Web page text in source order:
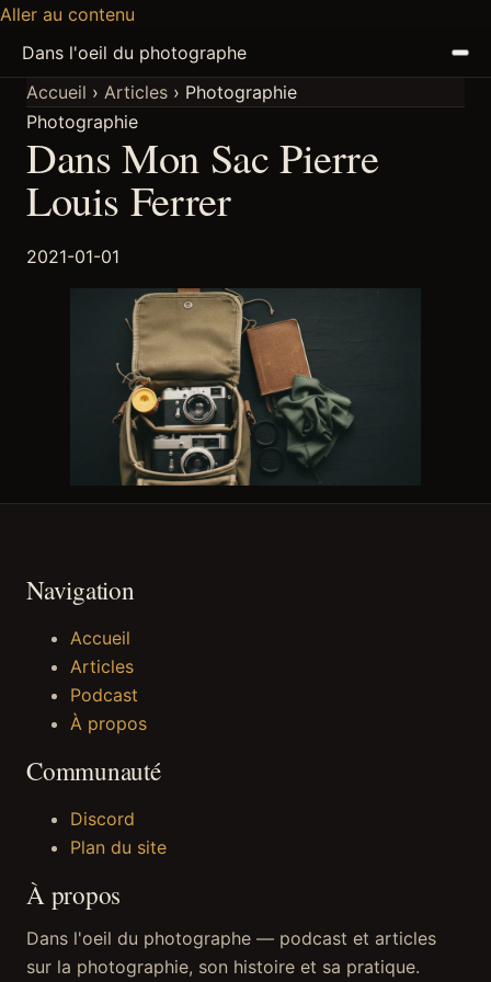
Aller au contenu
Dans l'oeil du photographe
ACCUEIL
ARTICLES
À PROPOS
Accueil › Articles › Photographie
Photographie
Dans Mon Sac Pierre
Louis Ferrer
2021-01-01
Navigation
Accueil
Articles
Podcast
À propos
Communauté
Discord
Plan du site
À propos
Dans l'oeil du photographe — podcast et articles
sur la photographie, son histoire et sa pratique.